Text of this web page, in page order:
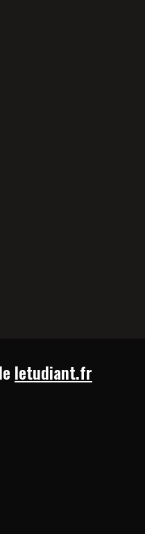
letudiant.fr